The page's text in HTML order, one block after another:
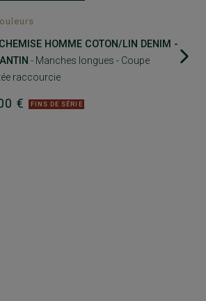
HOMME COTON/LIN DENIM -
- Manches longues - Coupe
raccourcie
€ FINS DE SÉRIE